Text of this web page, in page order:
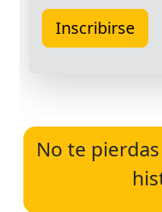
No te